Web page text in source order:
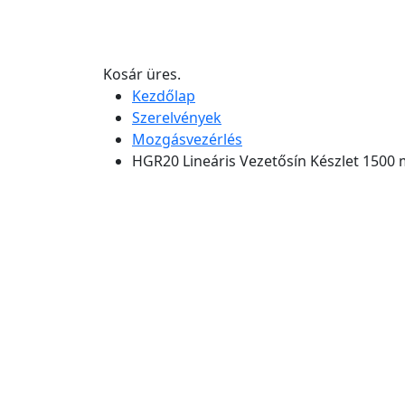
Kosár üres.
Kezdőlap
Szerelvények
Mozgásvezérlés
HGR20 Lineáris Vezetősín Készlet 1500